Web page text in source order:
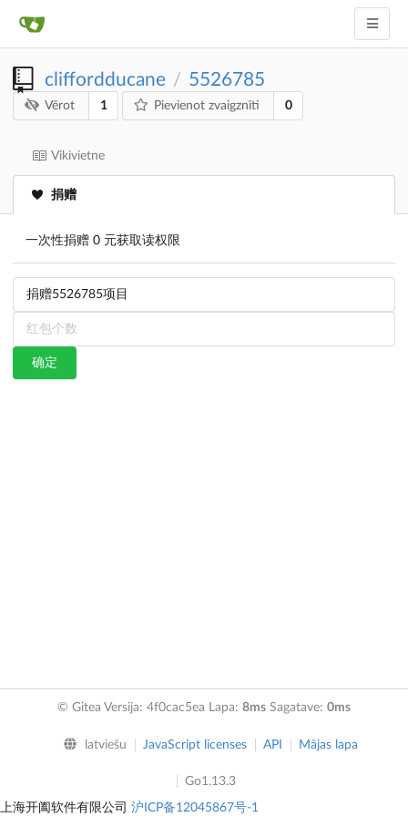
cliffordducane / 5526785
Vērot 1 Pievienot zvaigznīti 0
Vikivietne
捐赠
一次性捐赠 0 元获取读权限
确定
© Gitea Versija: 4f0cac5ea Lapa: 8ms Sagatave: 0ms
latviešu JavaScript licenses API Mājas lapa
Go1.13.3
上海开阖软件有限公司 沪ICP备12045867号-1